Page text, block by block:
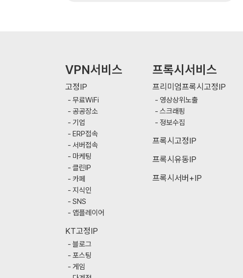
VPN서비스
고정IP
무료WiFi
공공장소
기업
ERP접속
서버접속
마케팅
클린IP
카페
지식인
SNS
앱플레이어
KT고정IP
블로그
포스팅
게임
프록시서비스
프리미엄프록시고정IP
영상상위노출
스크래핑
정보수집
프록시고정IP
프록시유동IP
프록시서버+IP